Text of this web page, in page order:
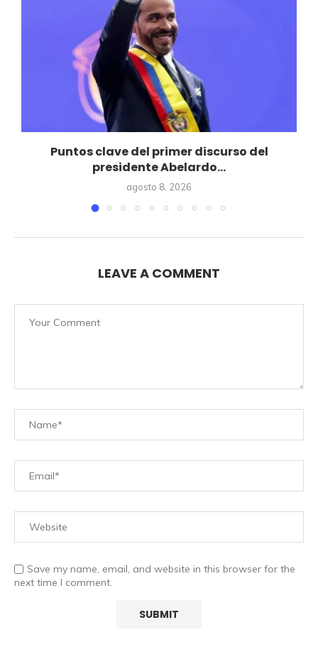
Puntos clave del primer discurso del
presidente Abelardo...
agosto 8, 2026
LEAVE A COMMENT
Save my name, email, and website in this browser for the
next time I comment.